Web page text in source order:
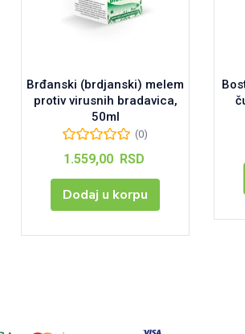
Brđanski (brdjanski) melem
protiv virusnih bradavica,
50ml
(0)
1.559,00 RSD
Dodaj u korpu